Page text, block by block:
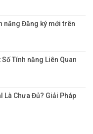
năng Đăng ký mới trên
Tính năng Liên Quan
Là Chưa Đủ? Giải Pháp